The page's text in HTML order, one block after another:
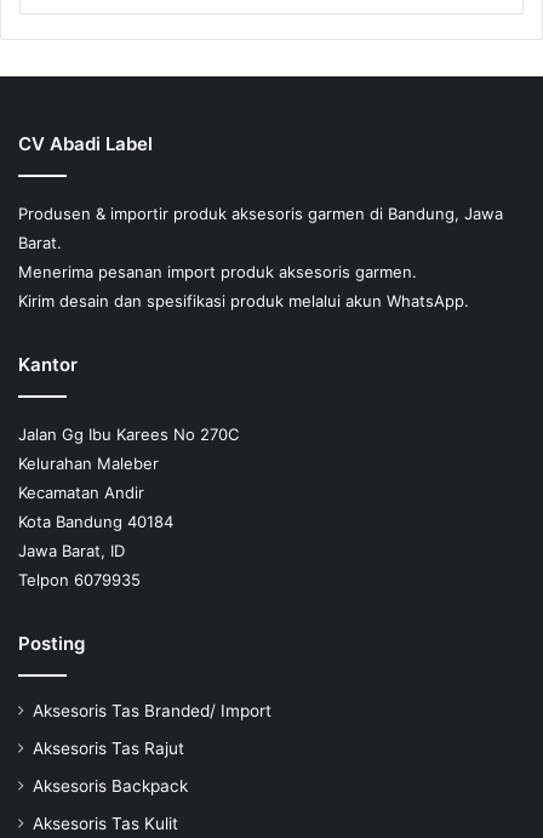
CV Abadi Label
Produsen & importir produk aksesoris garmen di Bandung, Jawa
Barat.
Menerima pesanan import produk aksesoris garmen.
Kirim desain dan spesifikasi produk melalui akun WhatsApp.
Kantor
Jalan Gg Ibu Karees No 270C
Kelurahan Maleber
Kecamatan Andir
Kota Bandung 40184
Jawa Barat, ID
Telpon 6079935
Posting
Aksesoris Tas Branded/ Import
Aksesoris Tas Rajut
Aksesoris Backpack
Aksesoris Tas Kulit